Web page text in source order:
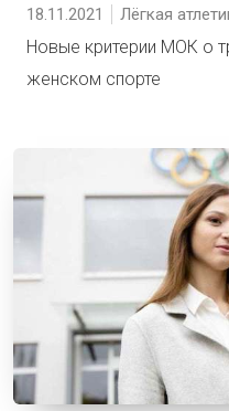
18.11.2021 Лёгкая
Новые критерии МОК о
женском спорте